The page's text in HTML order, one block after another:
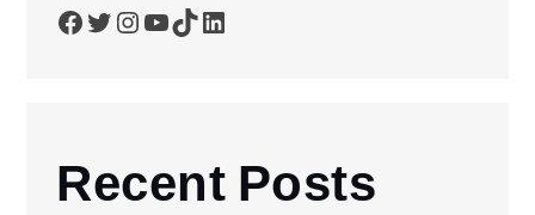
Beiträge
Facebook
Twitter
Instagram
YouTube
TikTokLinkedIn
Recent Posts